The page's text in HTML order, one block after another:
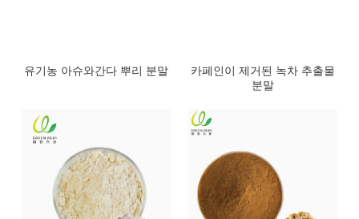
유기농 아슈와간다 뿌리 분말
카페인이 제거된 녹차 추출물
분말